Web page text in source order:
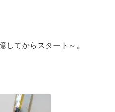
してからスタート～。